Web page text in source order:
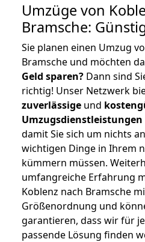
Umzüge von
Bramsche:
Sie planen einen Umzug
Bramsche und möchten
Geld sparen? Dann sind
richtig! Unser Netzwerk
zuverlässige und
Umzugsdienstleistungen
damit Sie sich um nichts
wichtigen Dinge in Ihrem
kümmern müssen.
umfangreiche Erfahrung
Koblenz nach Bramsche
Größenordnung und
garantieren, dass wir für
passende Lösung finden